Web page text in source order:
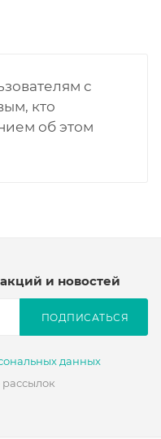
с
кто
об этом
и новостей
данных
ПОДПИСАТЬСЯ